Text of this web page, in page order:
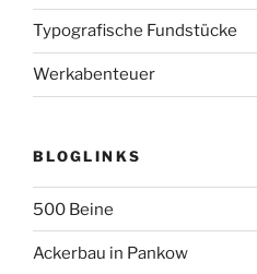
Typografische Fundstücke
Werkabenteuer
BLOGLINKS
500 Beine
Ackerbau in Pankow